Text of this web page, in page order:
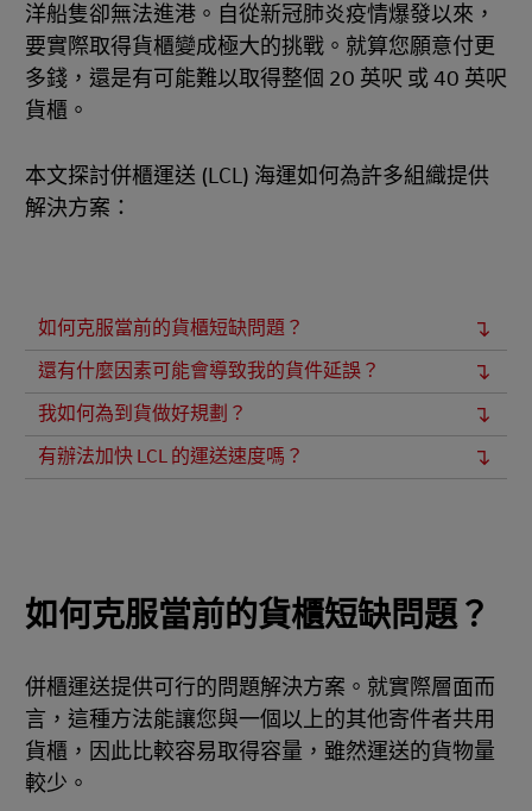
洋船隻卻無法進港。自從新冠肺炎疫情爆發以來，
要實際取得貨櫃變成極大的挑戰。就算您願意付更
多錢，還是有可能難以取得整個 20 英呎 或 40 英呎
貨櫃。
本文探討併櫃運送 (LCL) 海運如何為許多組織提供
解決方案：
如何克服當前的貨櫃短缺問題？
還有什麼因素可能會導致我的貨件延誤？
我如何為到貨做好規劃？
有辦法加快 LCL 的運送速度嗎？
如何克服當前的貨櫃短缺問題？
併櫃運送提供可行的問題解決方案。就實際層面而
言，這種方法能讓您與一個以上的其他寄件者共用
貨櫃，因此比較容易取得容量，雖然運送的貨物量
較少。